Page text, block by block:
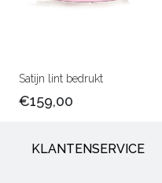
Satijn lint bedrukt
€159,00
KLANTENSERVICE